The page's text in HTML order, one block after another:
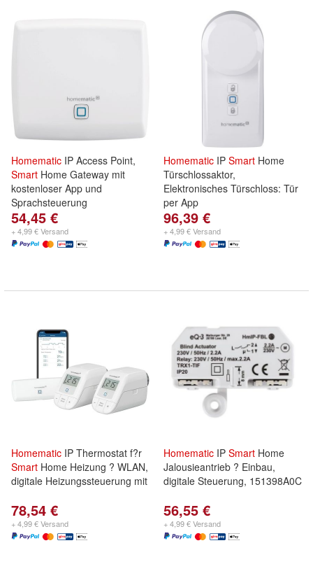
Homematic IP Access Point,
Smart Home Gateway mit
kostenloser App und
Sprachsteuerung
54,45 €
+ 4,99 € Versand
Homematic IP Smart Home
Türschlossaktor,
Elektronisches Türschloss: Tür
per App
96,39 €
+ 4,99 € Versand
Homematic IP Thermostat f?r
Smart Home Heizung ? WLAN,
digitale Heizungssteuerung mit
78,54 €
+ 4,99 € Versand
Homematic IP Smart Home
Jalousieantrieb ? Einbau,
digitale Steuerung, 151398A0C
56,55 €
+ 4,99 € Versand